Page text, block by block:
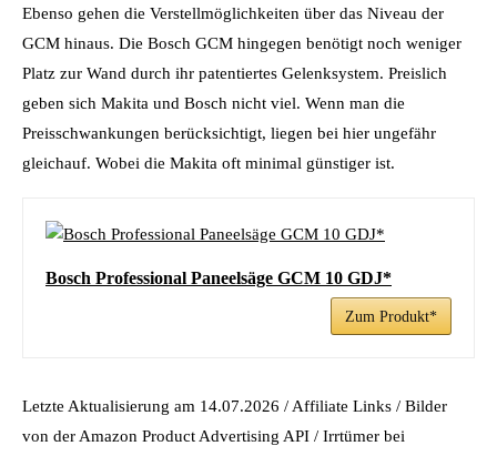
Ebenso gehen die Verstellmöglichkeiten über das Niveau der
GCM hinaus. Die Bosch GCM hingegen benötigt noch weniger
Platz zur Wand durch ihr patentiertes Gelenksystem. Preislich
geben sich Makita und Bosch nicht viel. Wenn man die
Preisschwankungen berücksichtigt, liegen bei hier ungefähr
gleichauf. Wobei die Makita oft minimal günstiger ist.
Bosch Professional Paneelsäge GCM 10 GDJ*
Zum Produkt*
Letzte Aktualisierung am 14.07.2026 / Affiliate Links / Bilder
von der Amazon Product Advertising API / Irrtümer bei